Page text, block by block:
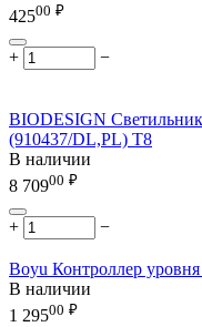
42500 ₽
+ −
BIODESIGN
(910437/DL,PL) Т8
В наличии
8 70900 ₽
+ −
Boyu Контроллер
В наличии
1 29500 ₽